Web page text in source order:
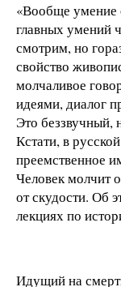
«Вообще умение
главных умений
смотрим, но
свойство
молчаливое
идеями, диалог
Это беззвучный,
Кстати, в
преемственное
Человек молчит
от скудости. Об
лекциях по
Идущий на